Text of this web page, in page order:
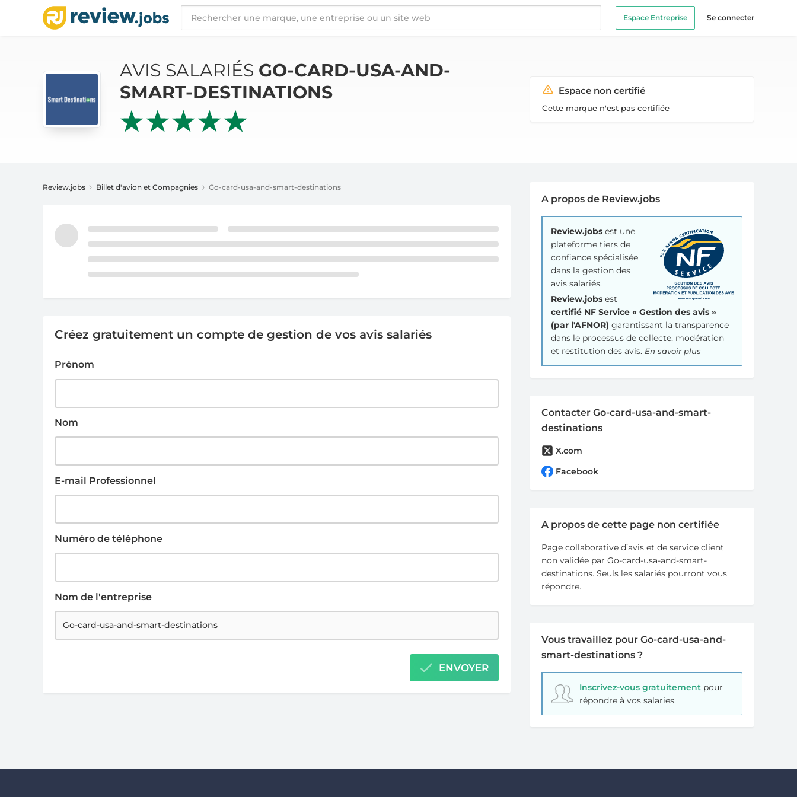
Espace Entreprise Se connecter
AVIS SALARIÉS GO-CARD-USA-AND-SMART-DESTINATIONS
AVIS SALARIÉS GO-CARD-USA-AND-
SMART-DESTINATIONS
Espace non certifié
Cette marque n'est pas certifiée
Review.jobs Billet d'avion et Compagnies Go-card-usa-and-smart-destinations
Créez gratuitement un compte de gestion de vos avis salariés
Prénom
Nom
E-mail Professionnel
Numéro de téléphone
Nom de l'entreprise
ENVOYER
A propos de Review.jobs
Review.jobs est une
plateforme tiers de
confiance spécialisée
dans la gestion des
avis salariés.
Review.jobs est
certifié NF Service « Gestion des avis »
(par l'AFNOR) garantissant la transparence
dans le processus de collecte, modération
et restitution des avis.En savoir plus
Contacter Go-card-usa-and-smart-
destinations
X.com
Facebook
A propos de cette page non certifiée
Page collaborative d’avis et de service client
non validée par Go-card-usa-and-smart-
destinations. Seuls les salariés pourront vous
répondre.
Vous travaillez pour Go-card-usa-and-
smart-destinations ?
Inscrivez-vous gratuitementpour
répondre à vos salaries.